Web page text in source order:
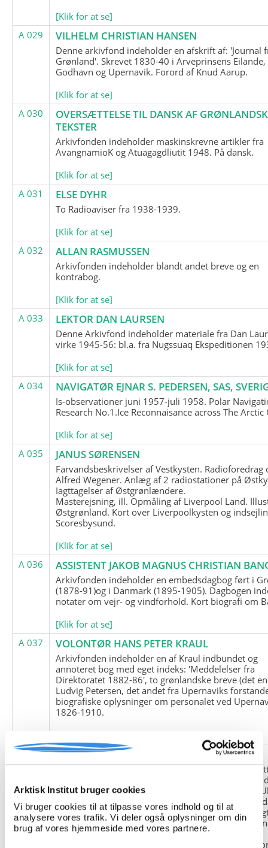
Arktisk Institut bruger cookies
Vi bruger cookies til at tilpasse vores indhold og til at
analysere vores trafik. Vi deler også oplysninger om din
brug af vores hjemmeside med vores partnere.
[Klik for at se]
A 029
VILHELM CHRISTIAN HANSEN
Denne arkivfond indeholder en afskrift af: 'Journal
Grønland'. Skrevet 1830-40 i Arveprinsens Eilande,
Godhavn og Upernavik. Forord af Knud Aarup.
[Klik for at se]
A 030
OVERSÆTTELSE TIL DANSK AF
TEKSTER
Arkivfonden indeholder maskinskrevne artikler fra
AvangnamioK og Atuagagdliutit 1948. På dansk.
[Klik for at se]
A 031
ELSE DYHR
To Radioaviser fra 1938-1939.
[Klik for at se]
A 032
ALLAN RASMUSSEN
Arkivfonden indeholder blandt andet breve og en
kontrabog.
[Klik for at se]
A 033
LEKTOR DAN LAURSEN
Denne Arkivfond indeholder materiale fra Dan
virke 1945-56: bl.a. fra Nugssuaq Ekspeditionen
[Klik for at se]
A 034
NAVIGATØR EJNAR S. PEDERSEN, SAS,
Is-observationer juni 1957-juli 1958. Polar
Research No.1.Ice Reconnaisance across The Arctic
[Klik for at se]
A 035
JANUS SØRENSEN
Farvandsbeskrivelser af Vestkysten. Radioforedrag
Alfred Wegener. Anlæg af 2 radiostationer på
Iagttagelser af Østgrønlændere.
Masterejsning, ill. Opmåling af Liverpool Land.
Østgrønland. Kort over Liverpoolkysten og
Scoresbysund.
[Klik for at se]
A 036
ASSISTENT JAKOB MAGNUS CHRISTIAN
Arkivfonden indeholder en embedsdagbog ført i
(1878-91)og i Danmark (1895-1905). Dagbogen
notater om vejr- og vindforhold. Kort biografi om
[Klik for at se]
A 037
VOLONTØR HANS PETER KRAUL
Arkivfonden indeholder en af Kraul indbundet og
annoteret bog med eget indeks: 'Meddelelser fra
Direktoratet 1882-86', to grønlandske breve (det
Ludvig Petersen, det andet fra Upernaviks
biografiske oplysninger om personalet ved
1826-1910.
A 038
FRIEDRICH LITTMANN
Denne arkivfond indeholder en kopi af Friedrich
upublicerede erindringer. Originalen befinder sig i
tyske historiker Franz Selingers privatarkiv i byen
Tyskland. Friedrich Littmann var en af de tyske
der var med i vejrstationen "Holzauge" i Hansa
Nordøstgrønland under Anden Verdenskrig.
"Holzauge" blev opdaget af Nordøstgrønlands
Slædepatrulje med Eli Knudsen som medlem og